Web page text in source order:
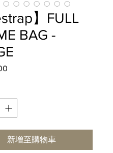
】FULL
BAG -
新增至購物車